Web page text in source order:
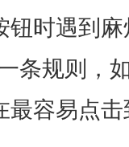
钮时遇到
条规则，
最容易点